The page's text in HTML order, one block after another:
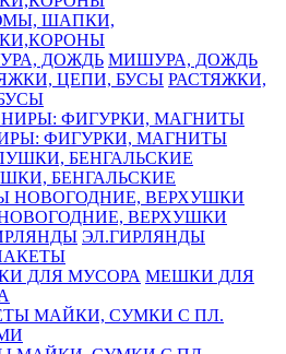
ШАПКИ,
МИШУРА, ДОЖДЬ
РАСТЯЖКИ,
ФИГУРКИ, МАГНИТЫ
БЕНГАЛЬСКИЕ
ВЕРХУШКИ
ЭЛ.ГИРЛЯНДЫ
МЕШКИ ДЛЯ